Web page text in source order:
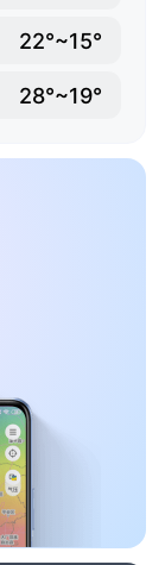
22°~15°
28°~19°